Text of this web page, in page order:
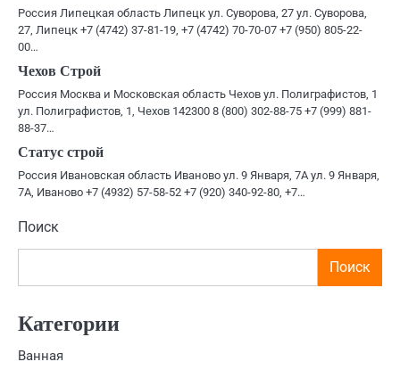
Россия Липецкая область Липецк ул. Суворова, 27 ул. Суворова,
27, Липецк +7 (4742) 37-81-19, +7 (4742) 70-70-07 +7 (950) 805-22-
00…
Чехов Строй
Россия Москва и Московская область Чехов ул. Полиграфистов, 1
ул. Полиграфистов, 1, Чехов 142300 8 (800) 302-88-75 +7 (999) 881-
88-37…
Статус строй
Россия Ивановская область Иваново ул. 9 Января, 7А ул. 9 Января,
7А, Иваново +7 (4932) 57-58-52 +7 (920) 340-92-80, +7…
Поиск
Поиск
Категории
Ванная